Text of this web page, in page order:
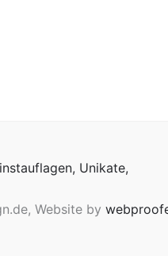
Unikate,
Website by